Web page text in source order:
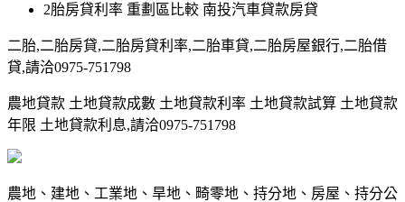
2胎房貸利率 重劃區比較 南投汽車貸款房貸
二胎,二胎房貸,二胎房貸利率,二胎車貸,二胎房屋銀行,二胎借
貸,請洽0975-751798
農地貸款 土地貸款成數 土地貸款利率 土地貸款試算 土地貸款
年限 土地貸款利息,請洽0975-751798
農地、建地、工業地、旱地、畸零地、持分地、房屋、持分公